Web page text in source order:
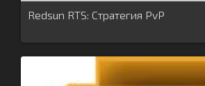
Redsun RTS: Стратегия PvP